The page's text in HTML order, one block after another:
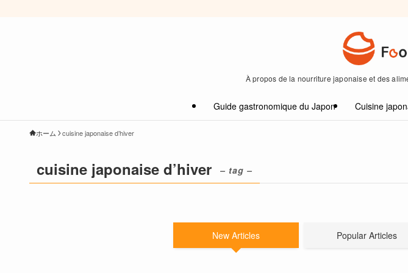
À propos de la nourriture japonaise et des
Guide gastronomique du Japon Cuisine
ホーム cuisine japonaise d’hiver
cuisine japonaise d’hiver – tag –
New Articles Popular Articles